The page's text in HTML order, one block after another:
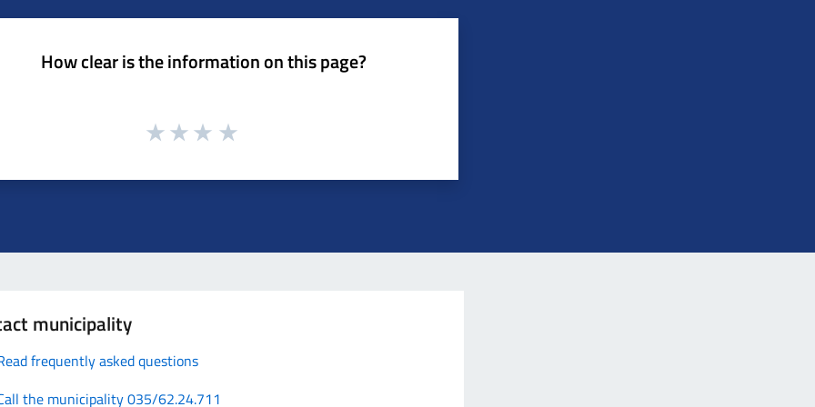
How clear is the information on this page?
municipality
frequently asked questions
the municipality 035/62.24.711